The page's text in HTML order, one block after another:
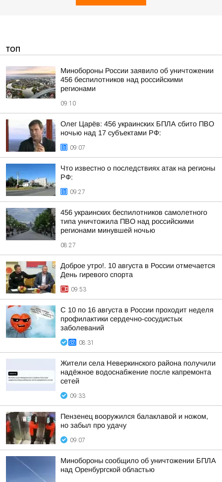
ТОП
Минобороны России заявило об уничтожении
456 беспилотников над российскими
регионами
09:10
Олег Царёв: 456 украинских БПЛА сбито ПВО
ночью над 17 субъектами РФ:
09:07
Что известно о последствиях атак на регионы
РФ:
09:27
456 украинских беспилотников самолетного
типа уничтожила ПВО над российскими
регионами минувшей ночью
08:27
Доброе утро!. 10 августа в России отмечается
День гиревого спорта
09:53
С 10 по 16 августа в России проходит неделя
профилактики сердечно-сосудистых
заболеваний
08:31
Жители села Неверкинского района получили
надёжное водоснабжение после капремонта
сетей
09:33
Пензенец вооружился балаклавой и ножом,
но забыл про удачу
09:07
Минобороны сообщило об уничтожении БПЛА
над Оренбургской областью